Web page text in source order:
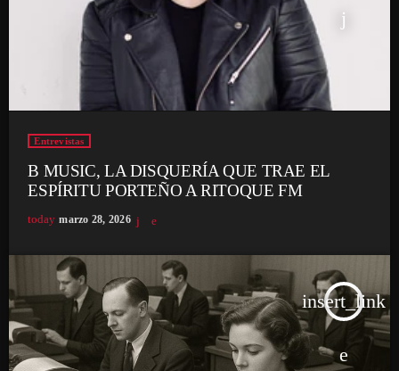
Entrevistas
B MUSIC, LA DISQUERÍA QUE TRAE EL
ESPÍRITU PORTEÑO A RITOQUE FM
today marzo 28, 2026
insert_link